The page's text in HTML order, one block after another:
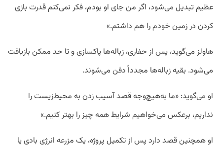
عظیم تبدیل می‌شود، اگر من جای او بودم، فکر نمی‌کنم قدرت بازی
کردن در زمین خودم را هم داشتم.»
هاولز می‌گوید، پس از حفاری، زباله‌ها پاکسازی و تا حد ممکن بازیافت
می‌شود. بقیه زباله‌ها مجدداً دفن می‌شوند.
او می‌گوید: «ما به‌هیچ‌وجه قصد آسیب زدن به محیط‌زیست را
نداریم، برعکس می‌خواهیم شرایط همه‌ چیز را بهتر کنیم.»
او همچنین قصد دارد پس از تکمیل پروژه، یک مزرعه انرژی بادی یا